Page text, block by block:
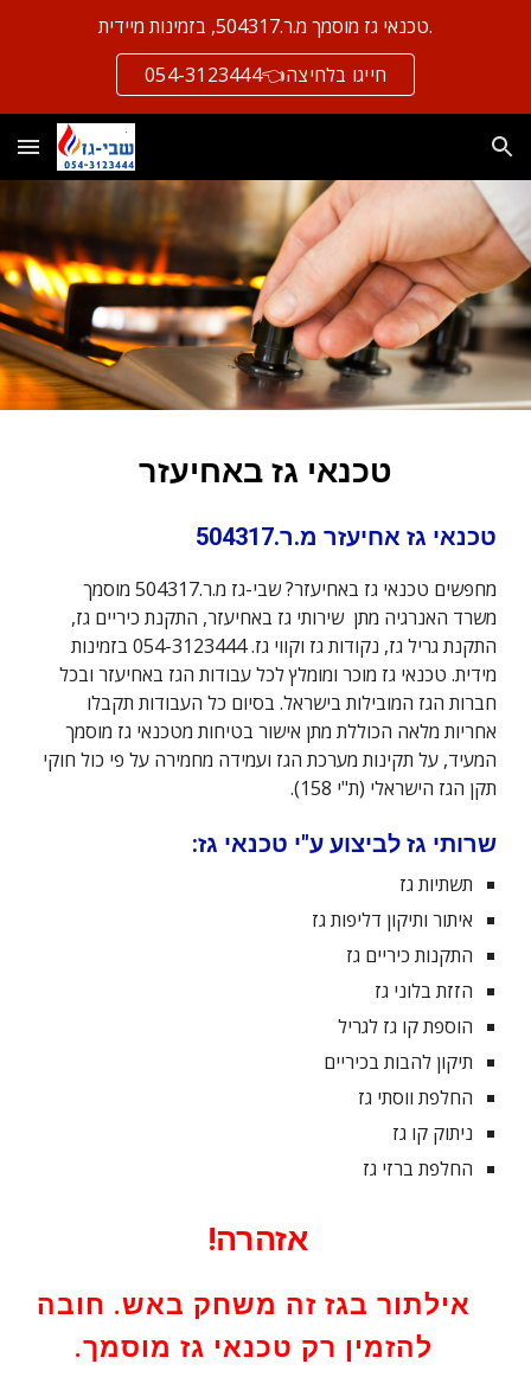
טכנאי גז מוסמך מ.ר.504317, בזמינות מיידית.
חייגו בלחיצה👈054-3123444
טכנאי גז באחיעזר
טכנאי גז אחיעזר מ.ר.504317
מחפשים טכנאי גז באחיעזר? שבי-גז מ.ר.504317
מוסמך
משרד האנרגיה מתן שירותי גז באחיעזר, התקנת כיריים גז,
התקנת גריל גז, נקודות גז וקווי גז. 054-3123444 בזמינות
מידית. טכנאי גז מוכר ומומלץ לכל עבודות הגז באחיעזר ובכל
חברות הגז המובילות בישראל. בסיום כל העבודות תקבלו
אחריות מלאה הכוללת מתן אישור בטיחות מטכנאי גז מוסמך
המעיד, על תקינות מערכת הגז ועמידה מחמירה על פי כול חוקי
תקן הגז הישראלי (ת"י 158).
שרותי גז לביצוע ע"י טכנאי גז:
תשתיות גז
איתור ותיקון דליפות גז
התקנות כיריים גז
הזזת בלוני גז
הוספת קו גז לגריל
תיקון להבות בכיריים
החלפת ווסתי גז
ניתוק קו גז
החלפת ברזי גז
אזהרה!
אילתור בגז זה משחק באש. חובה
להזמין רק טכנאי גז מוסמך.